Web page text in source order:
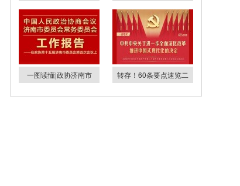
一图读懂|政协济南市 转存！60条要点速览二